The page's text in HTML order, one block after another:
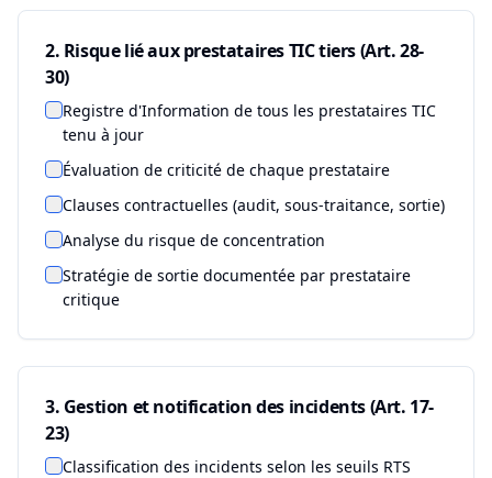
2. Risque lié aux prestataires TIC tiers (Art. 28-
30)
Registre d'Information de tous les prestataires TIC
tenu à jour
Évaluation de criticité de chaque prestataire
Clauses contractuelles (audit, sous-traitance, sortie)
Analyse du risque de concentration
Stratégie de sortie documentée par prestataire
critique
3. Gestion et notification des incidents (Art. 17-
23)
Classification des incidents selon les seuils RTS